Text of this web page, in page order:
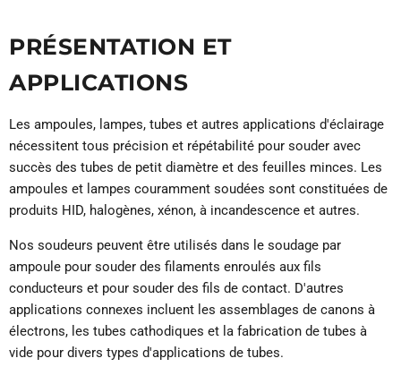
PRÉSENTATION ET
APPLICATIONS
Les ampoules, lampes, tubes et autres applications d'éclairage
nécessitent tous précision et répétabilité pour souder avec
succès des tubes de petit diamètre et des feuilles minces. Les
ampoules et lampes couramment soudées sont constituées de
produits HID, halogènes, xénon, à incandescence et autres.
Nos soudeurs peuvent être utilisés dans le soudage par
ampoule pour souder des filaments enroulés aux fils
conducteurs et pour souder des fils de contact. D'autres
applications connexes incluent les assemblages de canons à
électrons, les tubes cathodiques et la fabrication de tubes à
vide pour divers types d'applications de tubes.